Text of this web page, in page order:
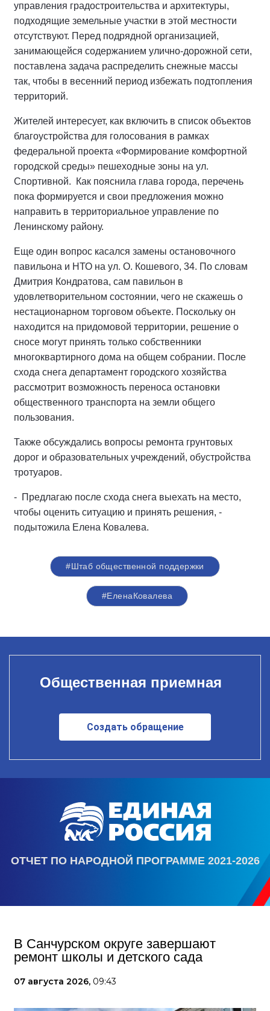
управления градостроительства и архитектуры,
подходящие земельные участки в этой местности
отсутствуют. Перед подрядной организацией,
занимающейся содержанием улично-дорожной сети,
поставлена задача распределить снежные массы
так, чтобы в весенний период избежать подтопления
территорий.
Жителей интересует, как включить в список объектов
благоустройства для голосования в рамках
федеральной проекта «Формирование комфортной
городской среды» пешеходные зоны на ул.
Спортивной. Как пояснила глава города, перечень
пока формируется и свои предложения можно
направить в территориальное управление по
Ленинскому району.
Еще один вопрос касался замены остановочного
павильона и НТО на ул. О. Кошевого, 34. По словам
Дмитрия Кондратова, сам павильон в
удовлетворительном состоянии, чего не скажешь о
нестационарном торговом объекте. Поскольку он
находится на придомовой территории, решение о
сносе могут принять только собственники
многоквартирного дома на общем собрании. После
схода снега департамент городского хозяйства
рассмотрит возможность переноса остановки
общественного транспорта на земли общего
пользования.
Также обсуждались вопросы ремонта грунтовых
дорог и образовательных учреждений, обустройства
тротуаров.
- Предлагаю после схода снега выехать на место,
чтобы оценить ситуацию и принять решения, -
подытожила Елена Ковалева.
#Штаб общественной поддержки
#ЕленаКовалева
Общественная приемная
Создать обращение
ОТЧЕТ ПО НАРОДНОЙ ПРОГРАММЕ 2021-2026
В Санчурском округе завершают
ремонт школы и детского сада
07 августа 2026, 09:43